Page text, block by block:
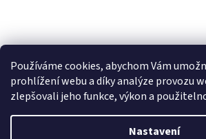
Používáme cookies, abychom Vám
prohlížení webu a díky analýze provozu
zlepšovali jeho funkce, výkon a
Nastavení
Vytvořil Shoptet